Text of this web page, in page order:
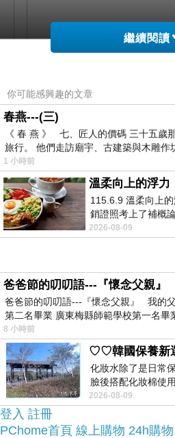
網購經驗10多年的我在想
妝包(豹紋)在網路上買應該會
而且24小時都能買，上網慢
門也不用看店員臉色，這
網路上購買~~
於是我參考了其他網友
上網找了很多TRAVELON
論跟比價的結果，還有哪裡
真的很不錯!!
客廳家具/沙發推薦哪裡便宜
品質有保障又有七天
以退貨也不用擔心買
繼續閱讀
你可能感興趣的文章
春燕---(三)
《 春 燕 》 七、匠人的價碼 三十五歲
旅行。 他們走訪廟宇、古建築與木雕作
1 小時前
溫柔向上的浮力
115.6.9 溫柔向上
銷證照考上了補概
治大成功,也是表法,
2026-08-09
爸爸節的叨叨語---『懷念父親』
爸爸節的叨叨語---『懷念父親』 我的
第二名畢業 廣東梅縣師範學校第一名畢
8 小時前
化妝水除了是日常
臉後搭配化妝棉使
我的保養必備品項
2026-08-09
登入 註冊
PChome首頁 線上購物 24h購物